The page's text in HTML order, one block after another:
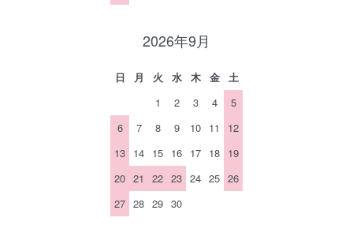
2026年9月
日 月 火 水 木 金
土
1
2 3 4
5
6
7 8 9 10 11
12
13 14 15 16 17 18 19
20 21 22 23 24 25 26
27 28 29 30